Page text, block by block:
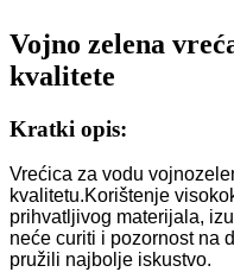
Vojno zelena
kvalitete
Kratki opis:
Vrećica za vodu
kvalitetu.Korištenje
prihvatljivog materijala,
neće curiti i pozornost na
pružili najbolje iskustvo.